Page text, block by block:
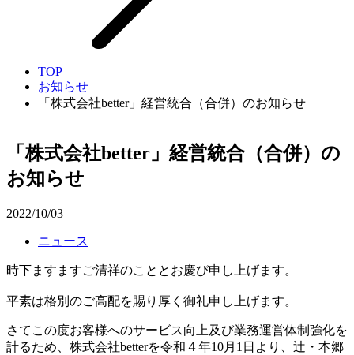
TOP
お知らせ
「株式会社better」経営統合（合併）のお知らせ
「株式会社better」経営統合（合併）の
お知らせ
2022/10/03
ニュース
時下ますますご清祥のこととお慶び申し上げます。
平素は格別のご高配を賜り厚く御礼申し上げます。
さてこの度お客様へのサービス向上及び業務運営体制強化を
計るため、株式会社betterを令和４年10月1日より、辻・本郷